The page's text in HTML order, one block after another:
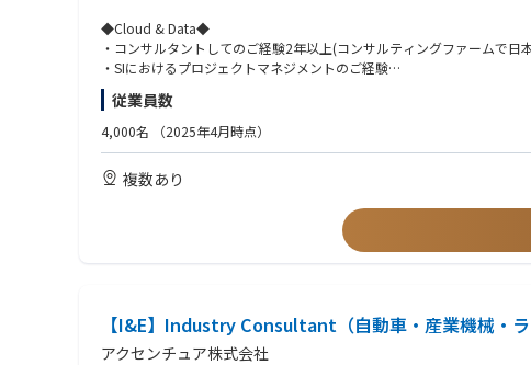
(5) Cyber Security Transformation: セキュリティガバナンスの企画・構
【部門】
課題設定とソリューショニング支援、さらにプログラムマネジメント
現在は日本・インド合わせて50人ほどが在籍し、クラウドやデータ&ア
サイバーセキュリティ、ITサービスマネジメントなど、テクノロジーエ
【サービス提供の特徴】
TCSにはグローバルで約60万人のプロフェッショナルがおり、世界の
加えて、インドの研究開発を担っている部門では独自にAI等の最新技術
【ポジション/業務内容の一例】※ご経験、ご希望を考慮し、ご相談の
◆Cloud & Data◆
・コンサルタントしてのご経験2年以上(コンサルティングファームで日
・SIにおけるプロジェクトマネジメントのご経験
（コンサルティングファームでのご経験がない方はSIにおける上流工程
・強いテクノロジーエリアをお持ちの方
・データ/AI領域（特にMDM）におけるプロジェクトマネジメント経験
・データドリブン経営を実現するための体制、プロセス、テクノロジー
・上流だけではなく、実際にInformatica/SAP MDGなどのソリューシ
◆営業系基幹システム再構築◆
従業員数
4,000名 （2025年4月時点）
複数あり
【I&E】Industry Consultant（自動車・産業機械・
アクセンチュア株式会社